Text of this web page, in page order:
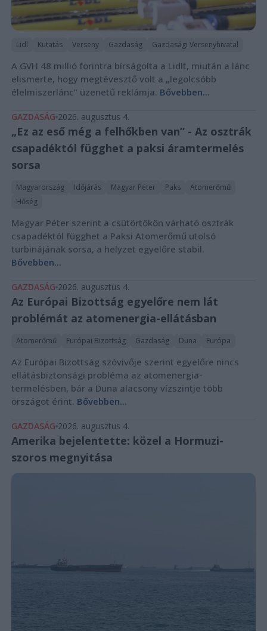
Lidl Kutatás Verseny Gazdaság Gazdasági Versenyhivatal
A GVH 48 millió forintra bírságolta a Lidlt, miután a lánc
elismerte, hogy megtévesztő volt a „legolcsóbb
élelmiszerlánc” üzenetű reklámja. Bővebben...
GAZDASÁG 2026. augusztus 4.
„Ez az eső még a felhőkben van” - Az osztrák
csapadéktól függhet a paksi áramtermelés
sorsa
Magyarország Időjárás Magyar Péter Paks
Atomerőmű
Hőség
Magyar Péter szerint a csütörtökön várható osztrák
csapadéktól függhet a Paksi Atomerőmű utolsó
turbinájának sorsa, a helyzet egyelőre stabil.
Bővebben...
GAZDASÁG 2026. augusztus 4.
Az Európai Bizottság egyelőre nem lát
problémát az atomenergia-ellátásban
Atomerőmű Európai Bizottság Gazdaság Duna Európa
Az Európai Bizottság szóvivője szerint egyelőre nincs
ellátásbiztonsági probléma az atomenergia-
termelésben, bár a Duna alacsony vízszintje több
országot érint. Bővebben...
GAZDASÁG 2026. augusztus 4.
Amerika bejelentette: közel a Hormuzi-
szoros megnyitása